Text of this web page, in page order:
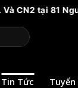
biểu
Tin Tức Tuyển